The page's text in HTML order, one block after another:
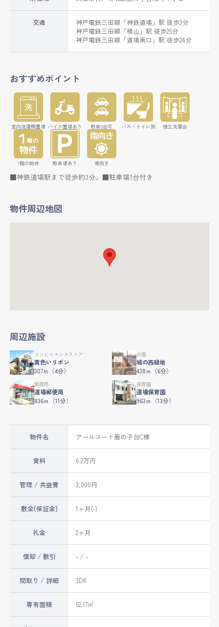
交通 神戸電鉄三田線 「神鉄道場 」駅 徒歩3分
神戸電鉄三田線 「横山 」駅 徒歩25分
神戸電鉄三田線 「道場南口 」駅 徒歩24分
おすすめポイント
室内洗濯機置場 バイク置場あり 駐車2台可 バス・トイレ別 独立洗面台
1階の物件 駐車場あり 南向き
■神鉄道場駅まで徒歩約3分。■駐車場1台付き
物件周辺地図
周辺施設
コンビニエンスストア
黄色いリボン
307ｍ（4分）
公園
城の西緑地
438ｍ（6分）
郵便局
道場郵便局
836ｍ（11分）
保育園
道場保育園
963ｍ（13分）
物件名 アールコート鹿の子台C棟
賃料 6.2万円
管理 / 共益費 3,000円
敷金(保証金) 1ヶ月(-)
礼金 2ヶ月
償却 / 敷引 - / -
間取り / 詳細 3DK
専有面積 52.17㎡